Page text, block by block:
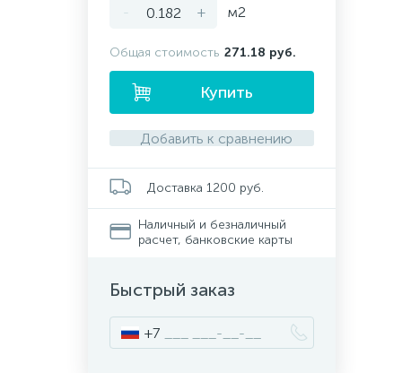
- + м2
Общая стоимость 271.18 руб.
Купить
Добавить к сравнению
Доставка 1200 руб.
Наличный и безналичный
расчет, банковские карты
Быстрый заказ
+7